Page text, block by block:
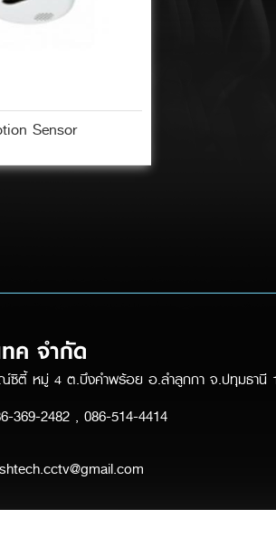
Sensor
ค จำกัด
ตี้ หมู่ 4 ต.บึงคำพร้อย อ.ลำลูกกา จ.ปทุมธานี
369-2482 , 086-514-4414